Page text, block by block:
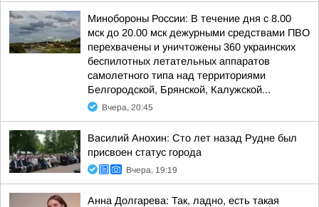
Минобороны России: В течение дня с 8.00
мск до 20.00 мск дежурными средствами ПВО
перехвачены и уничтожены 360 украинских
беспилотных летательных аппаратов
самолетного типа над территориями
Белгородской, Брянской, Калужской...
Вчера, 20:45
Василий Анохин: Сто лет назад Рудне был
присвоен статус города
Вчера, 19:19
Анна Долгарева: Так, ладно, есть такая